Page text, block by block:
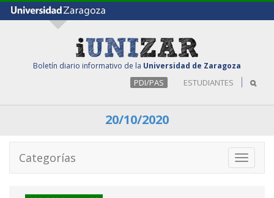
Boletín diario informativo de la Universidad de Zaragoza
PDI/PAS ESTUDIANTES
20/10/2020
Toggle
Categorías